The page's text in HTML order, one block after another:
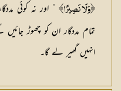
﴿وَلَا نَصِيرًا﴾ ” اور نہ کوئی
تمام مددگار ان کو چھوڑ
انہیں گھیر لے گا۔